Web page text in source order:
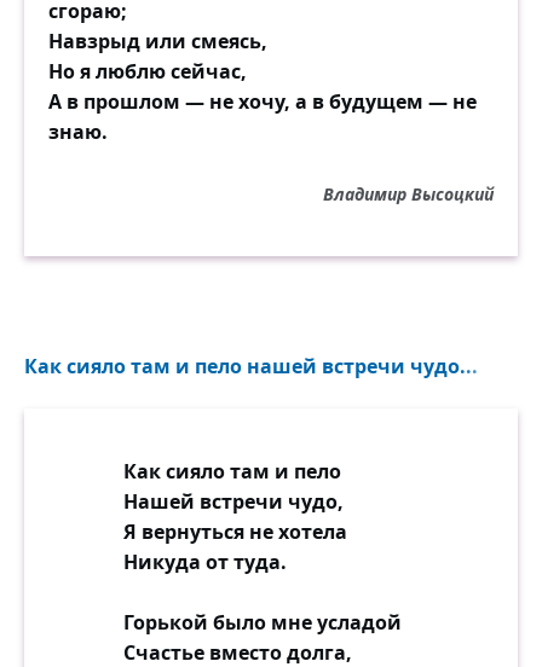
сгораю;
Навзрыд или смеясь,
Но я люблю сейчас,
А в прошлом — не хочу, а в будущем — не
знаю.
Владимир Высоцкий
Как сияло там и пело нашей встречи чудо...
Как сияло там и пело
Нашей встречи чудо,
Я вернуться не хотела
Никуда от туда.
Горькой было мне усладой
Счастье вместо долга,